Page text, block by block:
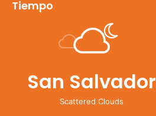
Tiempo
San Salvador
Scattered Clouds